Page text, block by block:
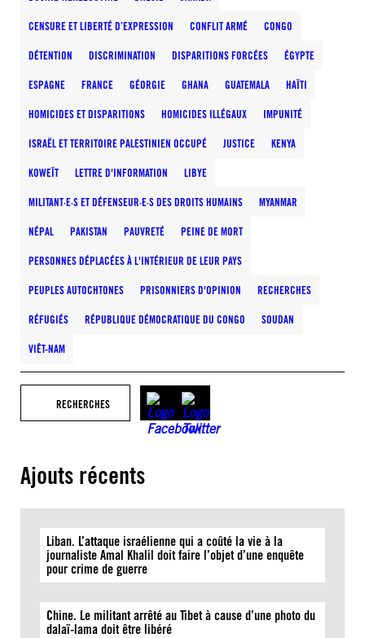
CENSURE ET LIBERTÉ D’EXPRESSION CONFLIT ARMÉ CONGO
DÉTENTION DISCRIMINATION DISPARITIONS FORCÉES ÉGYPTE
ESPAGNE FRANCE GÉORGIE GHANA GUATEMALA HAÏTI
HOMICIDES ET DISPARITIONS HOMICIDES ILLÉGAUX IMPUNITÉ
ISRAËL ET TERRITOIRE PALESTINIEN OCCUPÉ JUSTICE KENYA
KOWEÏT LETTRE D'INFORMATION LIBYE
MILITANT·E·S ET DÉFENSEUR·E·S DES DROITS HUMAINS MYANMAR
NÉPAL PAKISTAN PAUVRETÉ PEINE DE MORT
PERSONNES DÉPLACÉES À L'INTÉRIEUR DE LEUR PAYS
PEUPLES AUTOCHTONES PRISONNIERS D'OPINION RECHERCHES
RÉFUGIÉS RÉPUBLIQUE DÉMOCRATIQUE DU CONGO SOUDAN
VIÊT-NAM
RECHERCHES
Ajouts récents
Liban. L’attaque israélienne qui a coûté la vie à la
journaliste Amal Khalil doit faire l’objet d’une enquête
pour crime de guerre
Chine. Le militant arrêté au Tibet à cause d’une photo du
dalaï-lama doit être libéré